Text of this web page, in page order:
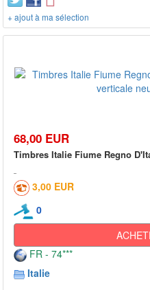
+ ajout à ma sélection
68,00 EUR
Timbres Italie Fiume Regno
3,00 EUR
0
FR - 74***
Italie